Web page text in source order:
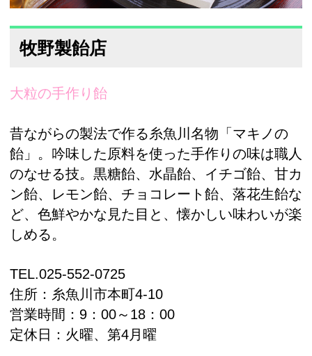
牧野製飴店
大粒の手作り飴
昔ながらの製法で作る糸魚川名物「マキノの
飴」。吟味した原料を使った手作りの味は職人
のなせる技。黒糖飴、水晶飴、イチゴ飴、甘カ
ン飴、レモン飴、チョコレート飴、落花生飴な
ど、色鮮やかな見た目と、懐かしい味わいが楽
しめる。
TEL.025-552-0725
住所： 糸魚川市本町4-10
営業時間：9：00～18：00
定休日：火曜、第4月曜